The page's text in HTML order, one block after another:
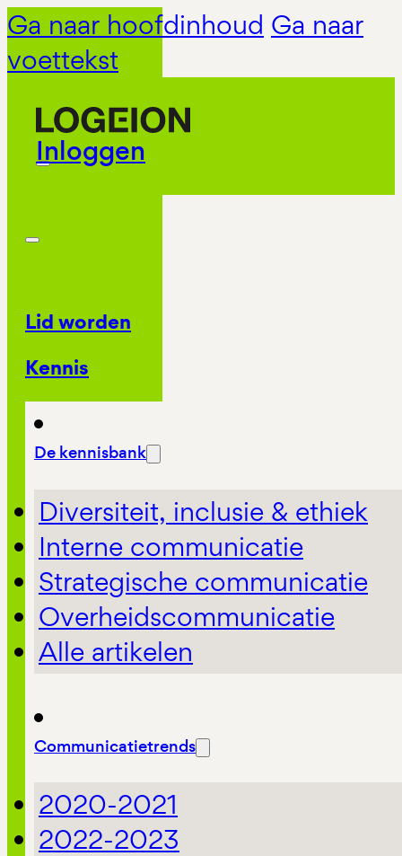
Ga naar hoofdinhoud Ga naar
voettekst
Inloggen
Lid worden
Kennis
De kennisbank
Diversiteit, inclusie & ethiek
Interne communicatie
Strategische communicatie
Overheidscommunicatie
Alle artikelen
Communicatietrends
2020-2021
2022-2023